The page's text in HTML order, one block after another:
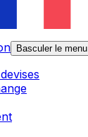
Basculer le menu